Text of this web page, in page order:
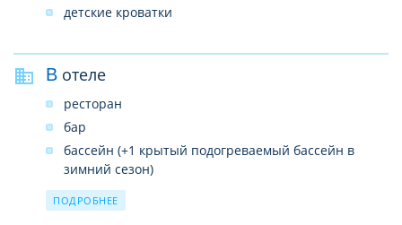
детские кроватки
В отеле
ресторан
бар
бассейн (+1 крытый подогреваемый бассейн в
зимний сезон)
аквапарк (на стадии строительства)
конференц-зал (250 чел.)
ПОДРОБНЕЕ